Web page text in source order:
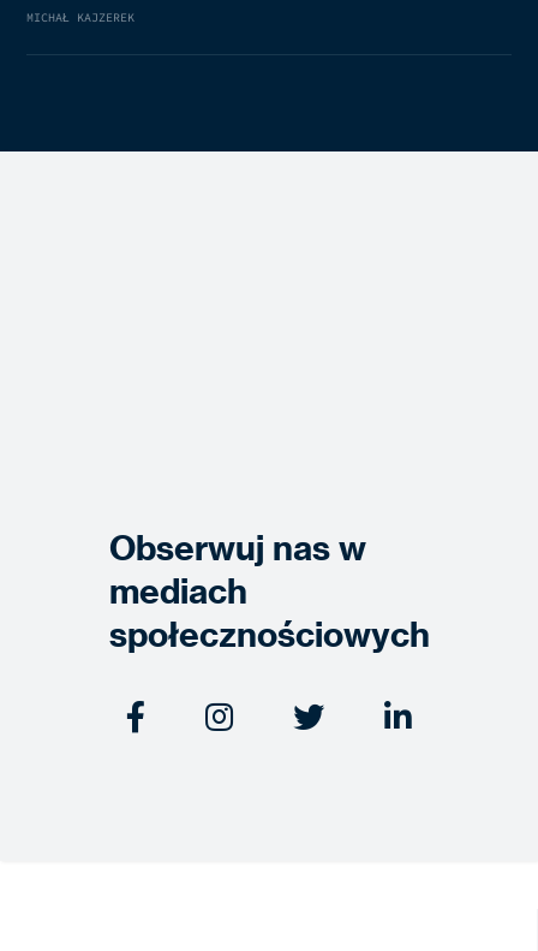
MICHAŁ KAJZEREK
Obserwuj nas w
mediach
społecznościowych
   